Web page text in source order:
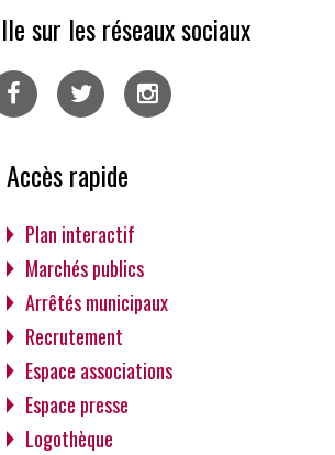
sur les réseaux sociaux
Accès rapide
Plan interactif
Marchés publics
Arrêtés municipaux
Recrutement
Espace associations
Espace presse
Logothèque